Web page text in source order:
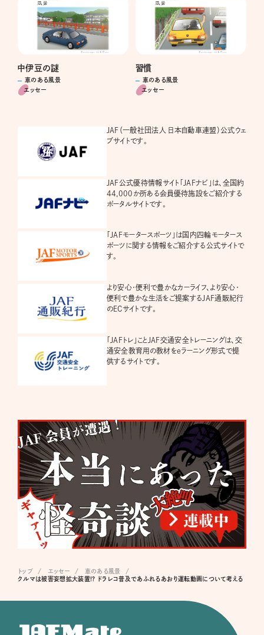
中伊豆の謎
車のある風景
エッセー
習慣
車のある風景
エッセー
JAF（一般社団法人 日本自動車連盟）公式ウェ
ブサイトです。
JAF公式優待情報サイト「JAFナビ」は、全国約
44,000か所ある会員優待施設をご紹介する
ポータルサイトです。
「JAFモータースポーツ」は国内四輪モータース
ポーツに関する情報をご紹介する公式サイトで
す。
より安心・便利で豊かなカーライフ、より安心・
便利で豊かな生活をご提案するJAF通販紀行
のECサイトです。
「JAFトレ」ことJAF交通安全トレーニングは、交
通安全教育用の教材をeラーニング形式で提
供するサイトです。
トップ エッセー
車のある風景
クルマは被害妄想拡大装置!? ドラレコ普及であふれるあおり運転動画について考える